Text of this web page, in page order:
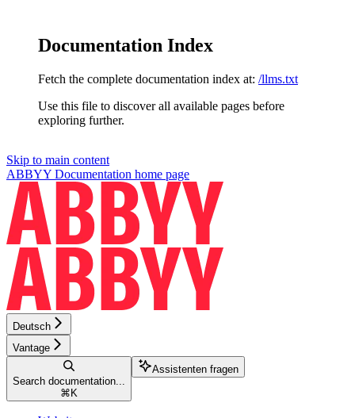
Documentation Index
Fetch the complete documentation index at: /llms.txt
Use this file to discover all available pages before
exploring further.
Skip to main content
ABBYY Documentation home page
Deutsch
Vantage
Search documentation...
⌘ K
Assistenten fragen